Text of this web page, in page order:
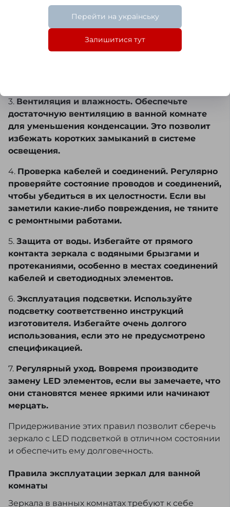
Чистка LED подсветки. Очищайте источники
света слегка увлажнённой салфеткой,
3. Вентиляция и влажность. Обеспечьте
достаточную вентиляцию в ванной комнате
для уменьшения конденсации. Это позволит
избежать коротких замыканий в системе
освещения.
4. Проверка кабелей и соединений. Регулярно
проверяйте состояние проводов и соединений,
чтобы убедиться в их целостности. Если вы
заметили какие-либо повреждения, не тяните
с ремонтными работами.
5. Защита от воды. Избегайте от прямого
контакта зеркала с водяными брызгами и
протеканиями, особенно в местах соединений
кабелей и светодиодных элементов.
6. Эксплуатация подсветки. Используйте
подсветку соответственно инструкций
изготовителя. Избегайте очень долгого
использования, если это не предусмотрено
спецификацией.
7. Регулярный уход. Вовремя производите
замену LED элементов, если вы замечаете, что
они становятся менее яркими или начинают
мерцать.
Придерживание этих правил позволит сберечь
зеркало с LED подсветкой в отличном состоянии
и обеспечить ему долговечность.
Правила эксплуатации зеркал для ванной
комнаты
Зеркала в ванных комнатах требуют к себе
Перейти на українську
Залишитися тут